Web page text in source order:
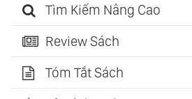
Tìm Kiếm Nâng Cao
Review Sách
Tóm Tắt Sách